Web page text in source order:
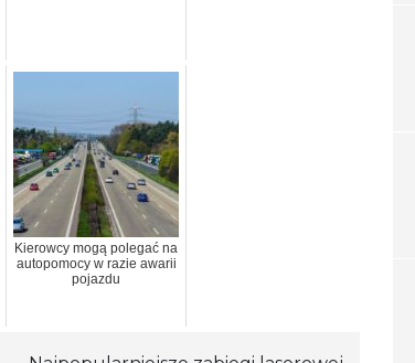
Kierowcy mogą polegać na
autopomocy w razie awarii
pojazdu